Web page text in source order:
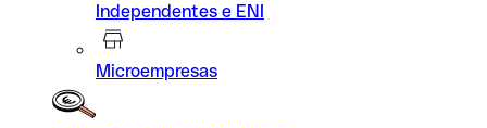
Independentes e ENI
Microempresas